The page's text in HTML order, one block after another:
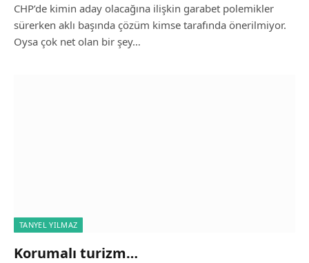
CHP’de kimin aday olacağına ilişkin garabet polemikler
sürerken aklı başında çözüm kimse tarafında önerilmiyor.
Oysa çok net olan bir şey…
TANYEL YILMAZ
Korumalı turizm…